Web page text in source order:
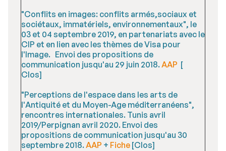
"Conflits en images: conflits armés,sociaux et
sociétaux, immatériels, environnementaux", le
03 et 04 septembre 2019, en partenariats avec le
CIP et en lien avec les thèmes de Visa pour
l'Image. Envoi des propositions de
communication jusqu'au 29 juin 2018.AAP [
Clos]
"Perceptions de l'espace dans les arts de
l'Antiquité et du Moyen-Age méditerranéens",
rencontres internationales. Tunis avril
2019/Perpignan avril 2020. Envoi des
propositions de communication jusqu'au 30
septembre 2018.AAP + Fiche [Clos]